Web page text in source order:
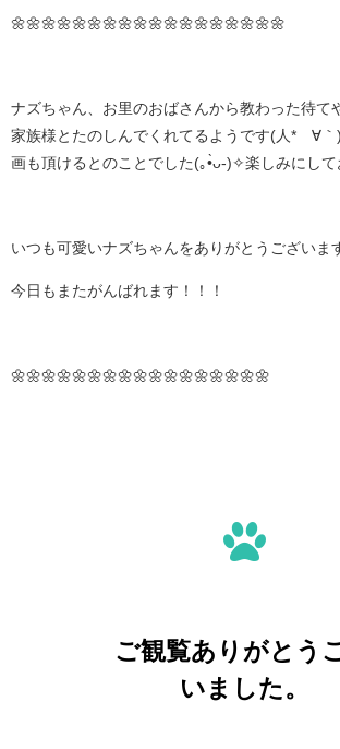
🌼🌼🌼🌼🌼🌼🌼🌼🌼🌼🌼🌼🌼🌼🌼🌼🌼🌼
ナズちゃん、お里のおばさんから教わった待て
家族様とたのしんでくれてるようです(人*´∀｀
画も頂けるとのことでした(｡•̀ᴗ-)✧楽しみにし
いつも可愛いナズちゃんをありがとうございま
今日もまたがんばれます！！！
🌼🌼🌼🌼🌼🌼🌼🌼🌼🌼🌼🌼🌼🌼🌼🌼🌼
ご観覧ありがとう
いました。